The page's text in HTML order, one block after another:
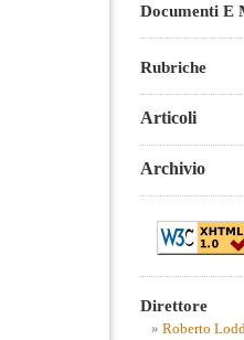
Documenti E
Rubriche
Articoli
Archivio
Direttore
Roberto